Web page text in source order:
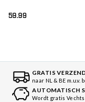
59.99
GRATIS
naar NL & BE m.u.v.
AUTOMATISCH
Wordt gratis